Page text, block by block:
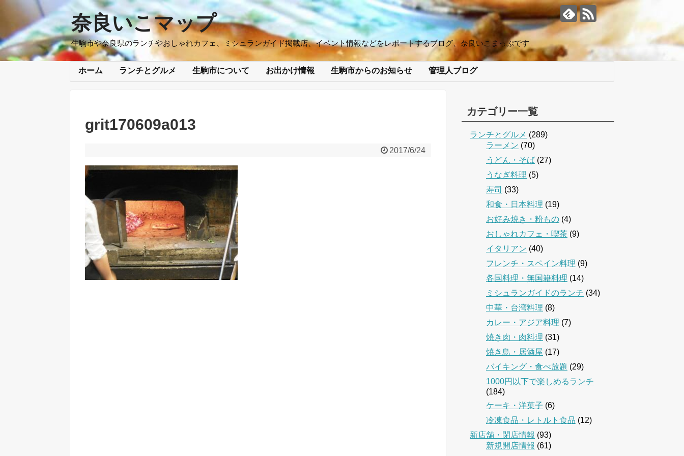
奈良いこマップ
生駒市や奈良県のランチやおしゃれカフェ、ミシュランガイド掲載店、イベント情報などをレポートするブログ、奈良いこまっぷです
ホーム ランチとグルメ 生駒市について お出かけ情報 生駒市からのお知らせ 管理人ブログ
grit170609a013
2017/6/24
カテゴリー一覧
ランチとグルメ (289)
ラーメン (70)
うどん・そば (27)
うなぎ料理 (5)
寿司 (33)
和食・日本料理 (19)
お好み焼き・粉もの (4)
おしゃれカフェ・喫茶 (9)
イタリアン (40)
フレンチ・スペイン料理 (9)
各国料理・無国籍料理 (14)
ミシュランガイドのランチ (34)
中華・台湾料理 (8)
カレー・アジア料理 (7)
焼き肉・肉料理 (31)
焼き鳥・居酒屋 (17)
バイキング・食べ放題 (29)
1000円以下で楽しめるランチ
(184)
ケーキ・洋菓子 (6)
冷凍食品・レトルト食品 (12)
新店舗・閉店情報 (93)
新規開店情報 (61)